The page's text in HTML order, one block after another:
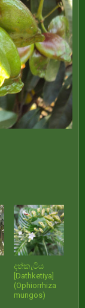
දත්කැටිය
[Dathketiya]
(Ophiorrhiza
mungos)